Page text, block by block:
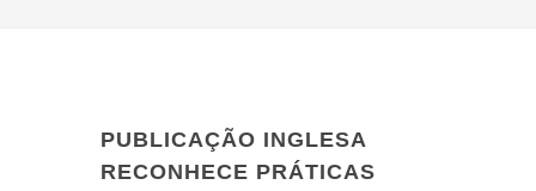
PUBLICAÇÃO INGLESA
RECONHECE PRÁTICAS